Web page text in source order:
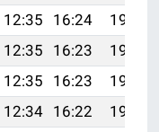
12:35 16:24
19:32
12:35 16:23
19:31
12:35 16:23
19:29
12:34 16:22
19:28